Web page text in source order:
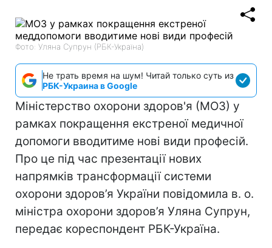
Фото: Уляна Супрун (РБК-Україна)
Не трать время на шум! Читай только суть из
РБК-Украина в Google
Міністерство охорони здоров'я (МОЗ) у
рамках покращення екстреної медичної
допомоги вводитиме нові види професій.
Про це під час презентації нових
напрямків трансформації системи
охорони здоров’я України повідомила в. о.
міністра охорони здоров’я Уляна Супрун,
передає кореспондент РБК-Україна.